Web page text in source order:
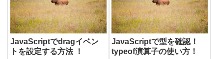
JavaScriptでdragイベン
トを設定する方法 ！
JavaScriptで型を確認！
typeof演算子の使い方！